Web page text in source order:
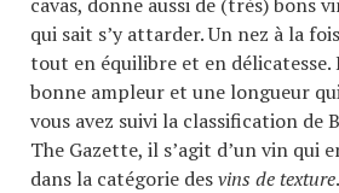
qui sait s’y attarder. Un nez à la
tout en équilibre et en délicatesse.
bonne ampleur et une longueur
vous avez suivi la classification de
The Gazette, il s’agit d’un vin qui
dans la catégorie desvins de texture.